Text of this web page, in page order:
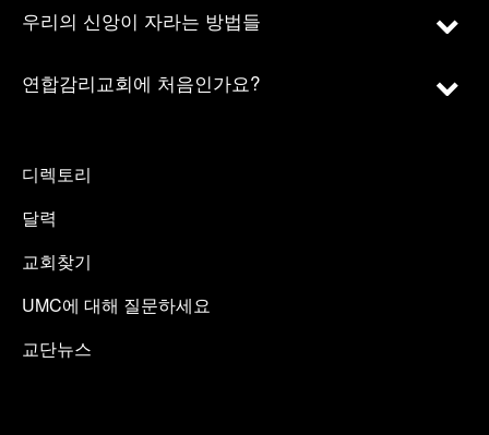
우리의 신앙이 자라는 방법들
연합감리교회에 처음인가요?
디렉토리
달력
교회찾기
UMC에 대해 질문하세요
교단뉴스